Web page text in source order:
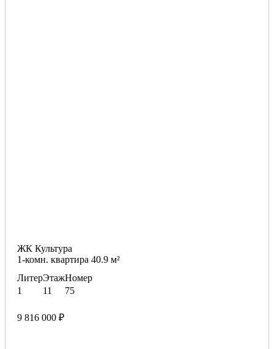
ЖК Культура
1-комн. квартира 40.9 м²
Литер
1
Этаж
11
Номер
75
9 816 000 ₽